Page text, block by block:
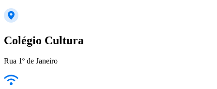
Colégio Cultura
Rua 1º de Janeiro